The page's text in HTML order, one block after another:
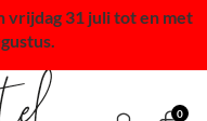
vrijdag 31 juli tot en met
0